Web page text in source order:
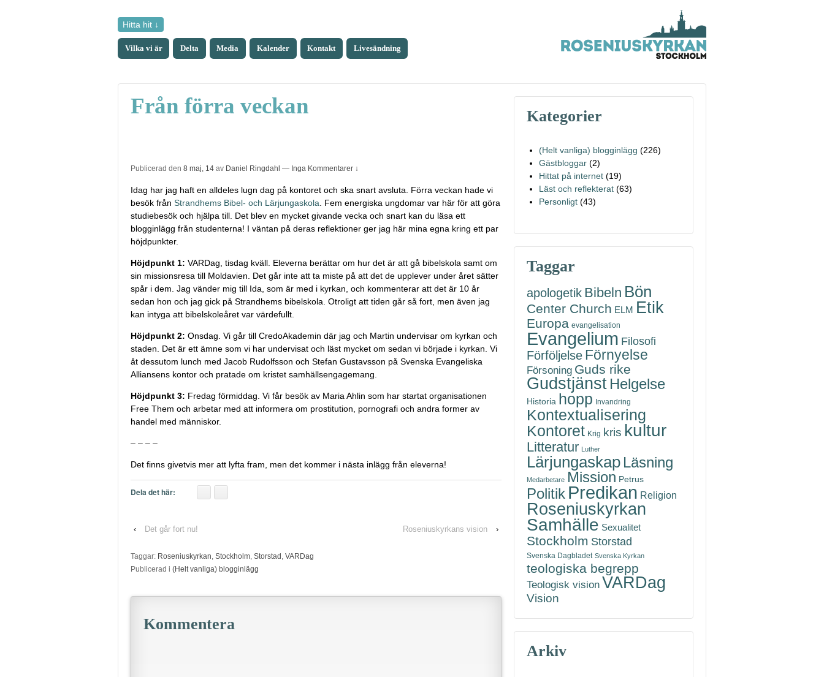
Hitta hit ↓
Vilka vi är Delta Media Kalender Kontakt Livesändning
Från förra veckan
Publicerad den 8 maj, 14 av Daniel Ringdahl — Inga Kommentarer ↓
Idag har jag haft en alldeles lugn dag på kontoret och ska snart avsluta. Förra veckan hade vi
besök från Strandhems Bibel- och Lärjungaskola . Fem energiska ungdomar var här för att göra
studiebesök och hjälpa till. Det blev en mycket givande vecka och snart kan du läsa ett
blogginlägg från studenterna! I väntan på deras reflektioner ger jag här mina egna kring ett par
höjdpunkter.
Höjdpunkt 1: VARDag, tisdag kväll. Eleverna berättar om hur det är att gå bibelskola samt om
sin missionsresa till Moldavien. Det går inte att ta miste på att det de upplever under året sätter
spår i dem. Jag vänder mig till Ida, som är med i kyrkan, och kommenterar att det är 10 år
sedan hon och jag gick på Strandhems bibelskola. Otroligt att tiden går så fort, men även jag
kan intyga att bibelskoleåret var värdefullt.
Höjdpunkt 2: Onsdag. Vi går till CredoAkademin där jag och Martin undervisar om kyrkan och
staden. Det är ett ämne som vi har undervisat och läst mycket om sedan vi började i kyrkan. Vi
åt dessutom lunch med Jacob Rudolfsson och Stefan Gustavsson på Svenska Evangeliska
Alliansens kontor och pratade om kristet samhällsengagemang.
Höjdpunkt 3: Fredag förmiddag. Vi får besök av Maria Ahlin som har startat organisationen
Free Them och arbetar med att informera om prostitution, pornografi och andra former av
handel med människor.
– – – –
Det finns givetvis mer att lyfta fram, men det kommer i nästa inlägg från eleverna!
Dela det här:
‹ Det går fort nu! Roseniuskyrkans vision ›
Taggar: Roseniuskyrkan, Stockholm, Storstad, VARDag
Publicerad i (Helt vanliga) blogginlägg
Kommentera
Kategorier
(Helt vanliga) blogginlägg (226)
Gästbloggar (2)
Hittat på internet (19)
Läst och reflekterat (63)
Personligt (43)
Taggar
apologetik Bibeln Bön
Center Church ELM Etik
Europa evangelisation
Evangelium Filosofi
Förföljelse Förnyelse
Försoning Guds rike
Gudstjänst Helgelse
Historia hopp Invandring
Kontextualisering
Kontoret Krig kris kultur
Litteratur Luther
Lärjungaskap Läsning
Medarbetare Mission Petrus
Politik Predikan Religion
Roseniuskyrkan
Samhälle Sexualitet
Stockholm Storstad
Svenska Dagbladet Svenska Kyrkan
teologiska begrepp
Teologisk vision VARDag
Vision
Arkiv